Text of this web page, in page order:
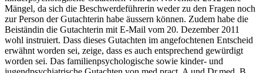
Mängel, da sich die Beschwerdeführerin weder zu den Fragen noch
zur Person der Gutachterin habe äussern können. Zudem habe die
Beiständin die Gutachterin mit E-Mail vom 20. Dezember 2011
wohl instruiert. Dass dieses Gutachten im angefochtenen Entscheid
erwähnt worden sei, zeige, dass es auch entsprechend gewürdigt
worden sei. Das familienpsychologische sowie kinder- und